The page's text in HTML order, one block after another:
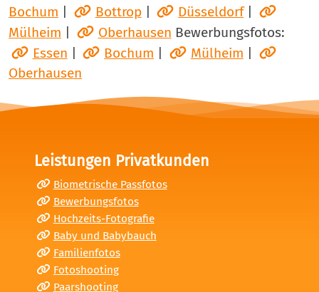
Bochum
Bottrop| Düsseldorf|
Mülheim
Oberhausen Bewerbungsfotos:
Essen
Bochum Mülheim
Oberhausen
Leistungen Privatkunden
Biometrische Passfotos
Bewerbungsfotos
Hochzeits-Fotografie
Baby und Babybauch
Familienfotos
Fotoshooting
Paarshooting